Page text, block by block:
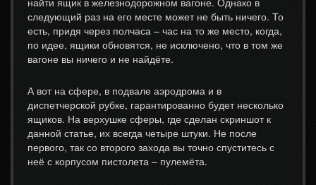
следующий раз на его месте может не быть ничего. То
есть, придя через полчаса – час на то же место, когда,
по идее, ящики обновятся, не исключено, что в том же
вагоне вы ничего и не найдёте.
А вот на сфере, в подвале аэродрома и в
диспетчерской рубке, гарантированно будет несколько
ящиков. На верхушке сферы, где сделан скриншот к
данной статье, их всегда четыре штуки. Не после
первого, так со второго захода вы точно спуститесь с
неё с корпусом пистолета – пулемёта.